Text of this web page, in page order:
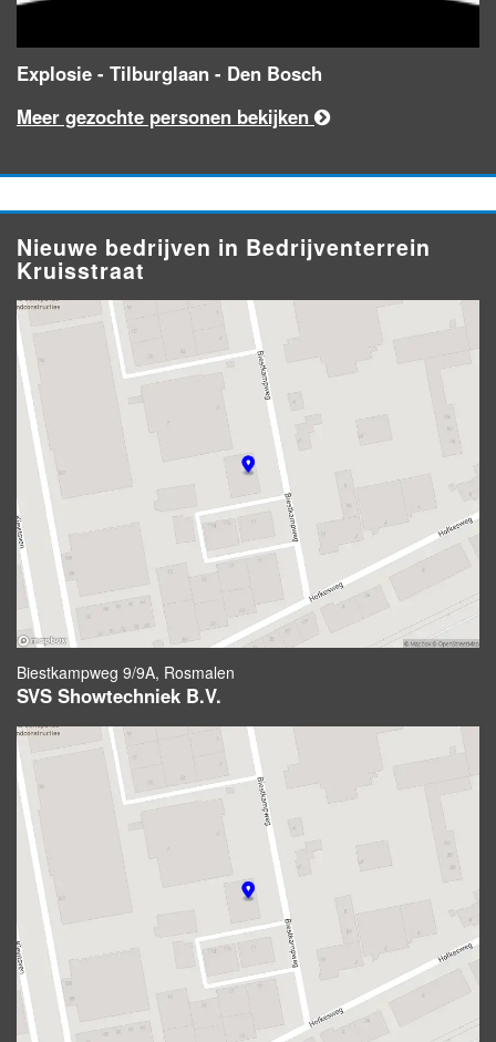
Explosie - Tilburglaan - Den Bosch
Meer gezochte personen bekijken
Nieuwe bedrijven in Bedrijventerrein
Kruisstraat
Biestkampweg 9/9A, Rosmalen
SVS Showtechniek B.V.